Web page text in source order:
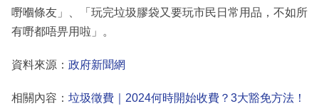
嘢嗰條友」、「玩完垃圾膠袋又要玩市民日常用品，不如所
有嘢都唔畀用啦」。
資料來源： 政府新聞網
相關內容： 垃圾徵費｜2024何時開始收費？3大豁免方法！